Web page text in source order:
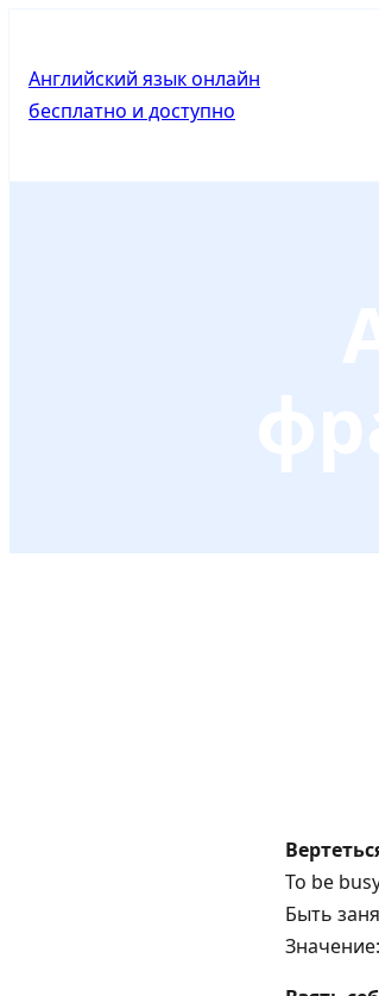
Английский язык онлайн
бесплатно и доступно
To be
Быть